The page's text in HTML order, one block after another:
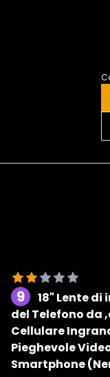
9
18" Lente di
del Telefono da
Cellulare
Pieghevole
Smartphone